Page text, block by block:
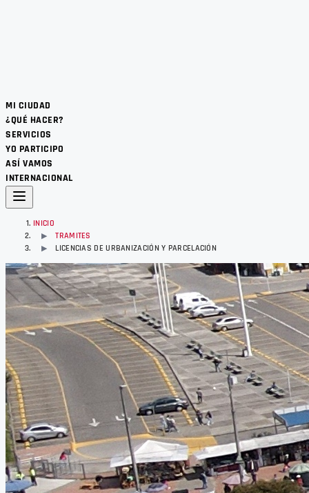
MI CIUDAD
¿QUÉ HACER?
SERVICIOS
YO PARTICIPO
ASÍ VAMOS
INTERNACIONAL
INICIO
▶ TRAMITES
▶ LICENCIAS DE URBANIZACIÓN Y PARCELACIÓN